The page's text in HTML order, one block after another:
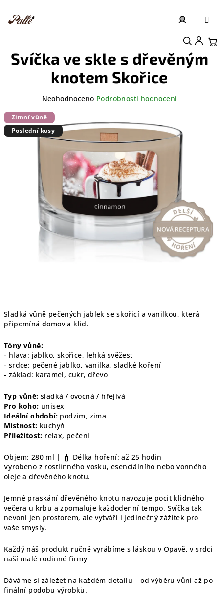
obsah
Přihlášení
Sladká vůně pečených jablek se skořicí a vanilkou, která
připomíná domov a klid.
Tóny vůně:
- hlava: jablko, skořice, lehká svěžest
- srdce: pečené jablko, vanilka, sladké koření
- základ: karamel, cukr, dřevo
Typ vůně: sladká / ovocná / hřejivá
Pro koho: unisex
Ideální období: podzim, zima
Místnost: kuchyň
Příležitost: relax, pečení
Objem: 280 ml |
Délka hoření: až 25 hodin
Vyrobeno z rostlinného vosku, esenciálního nebo vonného
oleje a dřevěného knotu.
Jemné praskání dřevěného knotu navozuje pocit klidného
večera u krbu a zpomaluje každodenní tempo. Svíčka tak
nevoní jen prostorem, ale vytváří i jedinečný zážitek pro
vaše smysly.
Každý náš produkt ručně vyrábíme s láskou v Opavě, v srdci
naší malé rodinné firmy.
Dáváme si záležet na každém detailu – od výběru vůní až po
finální podobu výrobků.
Svíčka ve skle s dřevěným
knotem Skořice
produktu
je
0,0
hvězdiček.
Neohodnoceno Podrobnosti hodnocení
Zimní vůně
Poslední kusy